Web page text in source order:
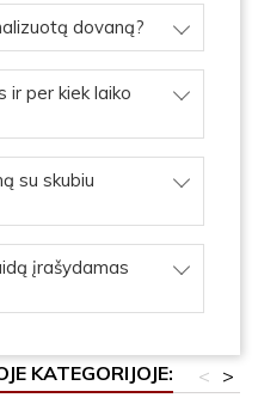
dovaną?
ir per kiek laiko
su skubiu
įrašydamas
KATEGORIJOJE: >
<